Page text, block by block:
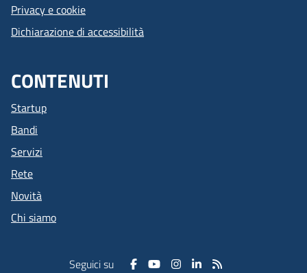
Privacy e cookie
Dichiarazione di accessibilità
CONTENUTI
Startup
Bandi
Servizi
Rete
Novità
Chi siamo
Seguici su